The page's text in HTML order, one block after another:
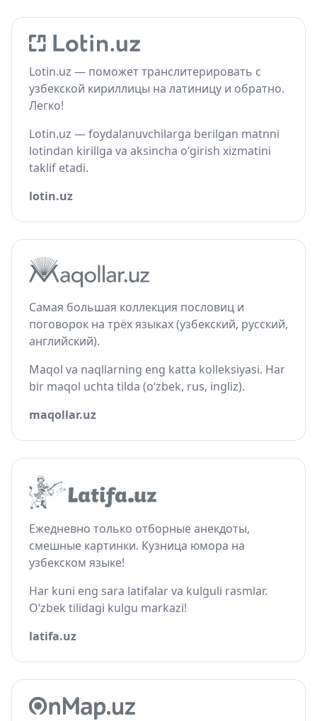
Lotin.uz — поможет транслитерировать с
узбекской кириллицы на латиницу и обратно.
Легко!
Lotin.uz — foydalanuvchilarga berilgan matnni
lotindan kirillga va aksincha o‘girish xizmatini
taklif etadi.
lotin.uz
Самая большая коллекция пословиц и
поговорок на трёх языках (узбекский, русский,
английский).
Maqol va naqllarning eng katta kolleksiyasi. Har
bir maqol uchta tilda (o‘zbek, rus, ingliz).
maqollar.uz
Ежедневно только отборные анекдоты,
смешные картинки. Кузница юмора на
узбекском языке!
Har kuni eng sara latifalar va kulguli rasmlar.
O‘zbek tilidagi kulgu markazi!
latifa.uz